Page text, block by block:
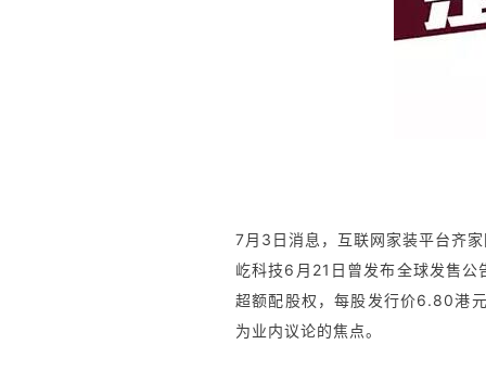
7月3日消息，互联网家装平台齐
屹科技6月21日曾发布全球发售
超额配股权，每股发行价6.80港
为业内议论的焦点。